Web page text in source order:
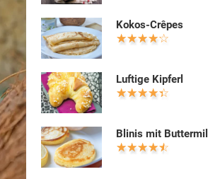
Kokos-Crêpes
Luftige Kipferl
Blinis mit